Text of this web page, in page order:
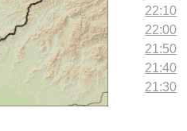
22:10
22:00
21:50
21:40
21:30